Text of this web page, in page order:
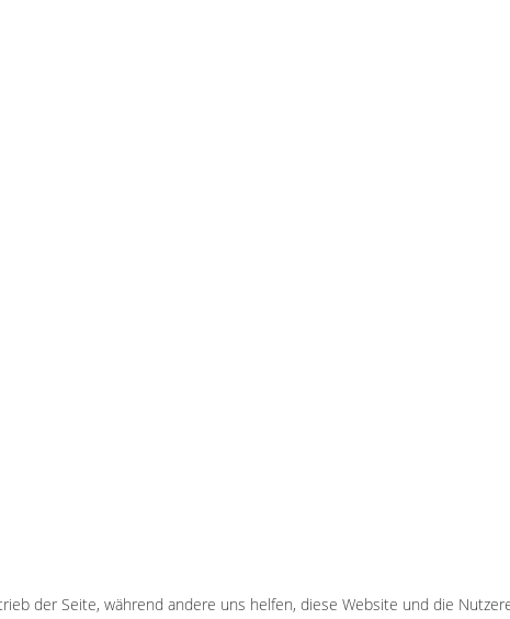
der Seite, während andere uns helfen, diese Website und die